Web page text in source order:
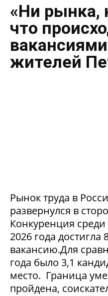
«Ни рынка,
что
жителей
Рынок труда в
развернулся в
Конкуренция
2026 года
вакансию.Для
года было 3,1
место. Граница
пройдена,